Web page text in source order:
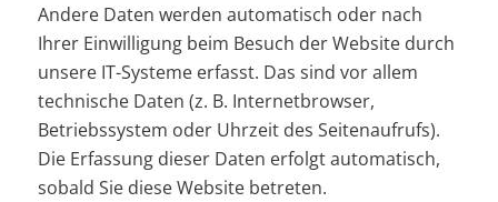
Andere Daten werden automatisch oder nach
Ihrer Einwilligung beim Besuch der Website durch
unsere IT-Systeme erfasst. Das sind vor allem
technische Daten (z. B. Internetbrowser,
Betriebssystem oder Uhrzeit des Seitenaufrufs).
Die Erfassung dieser Daten erfolgt automatisch,
sobald Sie diese Website betreten.